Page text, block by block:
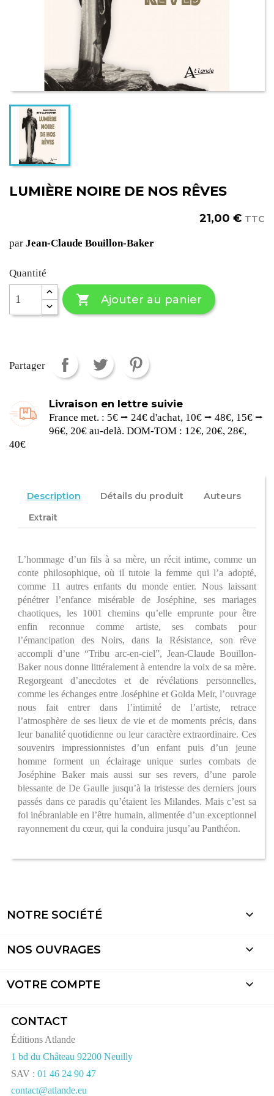
LUMIÈRE NOIRE DE NOS RÊVES
21,00 € TTC
par Jean-Claude Bouillon-Baker
Quantité
 Ajouter au panier
Partager
Livraison en lettre suivie
France met. : 5€ ⭢ 24€ d'achat, 10€ ⭢ 48€, 15€ ⭢
96€, 20€ au-delà. DOM-TOM : 12€, 20€, 28€,
40€
Description Détails du produit
Auteurs
Extrait
L’hommage d’un fils à sa mère, un récit intime, comme un
conte philosophique, où il tutoie la femme qui l’a adopté,
comme 11 autres enfants du monde entier. Nous laissant
pénétrer l’enfance misérable de Joséphine, ses mariages
chaotiques, les 1001 chemins qu’elle emprunte pour être
enfin reconnue comme artiste, ses combats pour
l’émancipation des Noirs, dans la Résistance, son rêve
accompli d’une “Tribu arc-en-ciel”, Jean-Claude Bouillon-
Baker nous donne littéralement à entendre la voix de sa mère.
Regorgeant d’anecdotes et de révélations personnelles,
comme les échanges entre Joséphine et Golda Meir, l’ouvrage
nous fait entrer dans l’intimité de l’artiste, retrace
l’atmosphère de ses lieux de vie et de moments précis, dans
leur banalité quotidienne ou leur caractère extraordinaire. Ces
souvenirs impressionnistes d’un enfant puis d’un jeune
homme forment un éclairage unique surles combats de
Joséphine Baker mais aussi sur ses revers, d’une parole
blessante de De Gaulle jusqu’à la tristesse des derniers jours
passés dans ce paradis qu’étaient les Milandes. Mais c’est sa
foi inébranlable en l’être humain, alimentée d’un exceptionnel
rayonnement du cœur, qui la conduira jusqu’au Panthéon.
NOTRE SOCIÉTÉ 
NOS OUVRAGES 
VOTRE COMPTE 
CONTACT
Éditions Atlande
1 bd du Château 92200 Neuilly
SAV : 01 46 24 90 47
contact@atlande.eu